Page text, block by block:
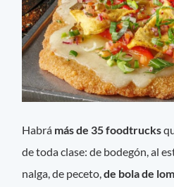
Habrá más de 35 foodtrucks
de toda clase: de bodegón, al
nalga, de peceto,de bola de